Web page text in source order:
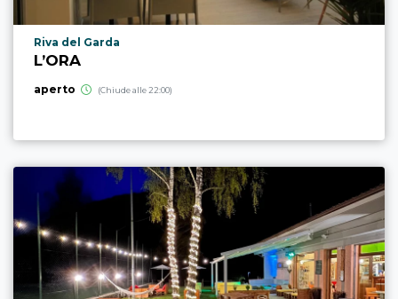
Località punto di interesse
Riva del Garda
L’ORA
aperto (Chiude alle 22:00)